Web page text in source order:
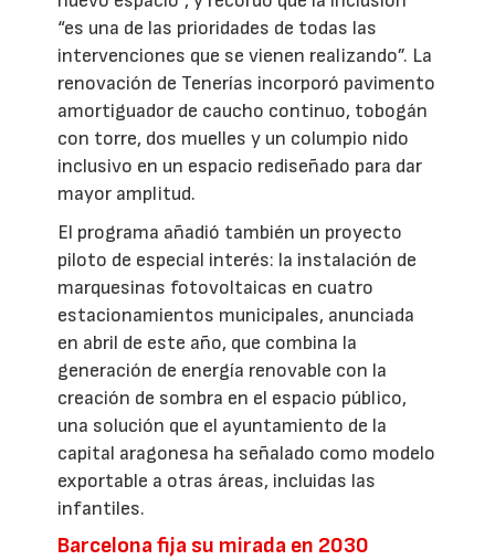
“es una de las prioridades de todas las
intervenciones que se vienen realizando”. La
renovación de Tenerías incorporó pavimento
amortiguador de caucho continuo, tobogán
con torre, dos muelles y un columpio nido
inclusivo en un espacio rediseñado para dar
mayor amplitud.
El programa añadió también un proyecto
piloto de especial interés: la instalación de
marquesinas fotovoltaicas en cuatro
estacionamientos municipales, anunciada
en abril de este año, que combina la
generación de energía renovable con la
creación de sombra en el espacio público,
una solución que el ayuntamiento de la
capital aragonesa ha señalado como modelo
exportable a otras áreas, incluidas las
infantiles.
Barcelona fija su mirada en 2030